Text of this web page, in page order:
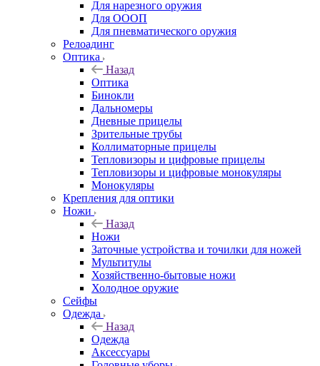
Для нарезного оружия
Для ОООП
Для пневматического оружия
Релоадинг
Оптика
Назад
Оптика
Бинокли
Дальномеры
Дневные прицелы
Зрительные трубы
Коллиматорные прицелы
Тепловизоры и цифровые прицелы
Тепловизоры и цифровые монокуляры
Монокуляры
Крепления для оптики
Ножи
Назад
Ножи
Заточные устройства и точилки для ножей
Мультитулы
Хозяйственно-бытовые ножи
Холодное оружие
Сейфы
Одежда
Назад
Одежда
Аксессуары